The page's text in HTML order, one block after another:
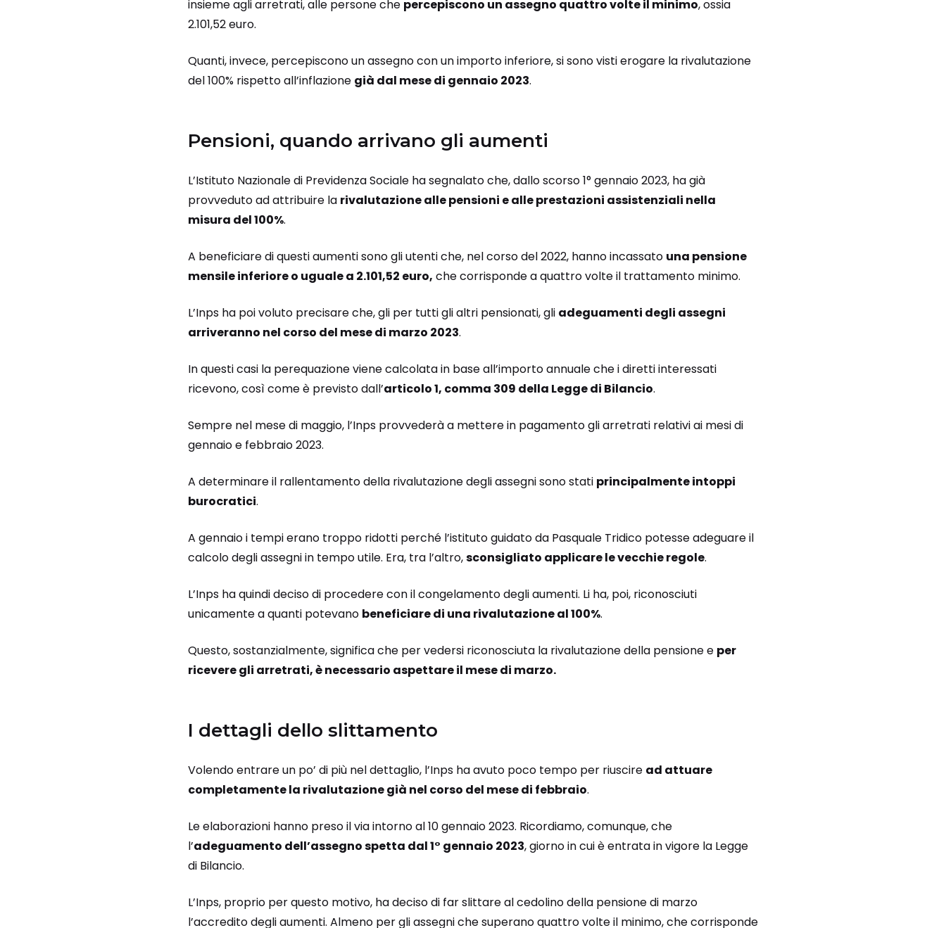
insieme agli arretrati, alle persone che percepiscono un assegno quattro volte il minimo, ossia
2.101,52 euro.
Quanti, invece, percepiscono un assegno con un importo inferiore, si sono visti erogare la rivalutazione
del 100% rispetto all’inflazione già dal mese di gennaio 2023.
Pensioni, quando arrivano gli aumenti
L’Istituto Nazionale di Previdenza Sociale ha segnalato che, dallo scorso 1° gennaio 2023, ha già
provveduto ad attribuire la rivalutazione alle pensioni e alle prestazioni assistenziali nella
misura del 100%.
A beneficiare di questi aumenti sono gli utenti che, nel corso del 2022, hanno incassato una pensione
mensile inferiore o uguale a 2.101,52 euro, che corrisponde a quattro volte il trattamento minimo.
L’Inps ha poi voluto precisare che, gli per tutti gli altri pensionati, gli adeguamenti degli assegni
arriveranno nel corso del mese di marzo 2023.
In questi casi la perequazione viene calcolata in base all’importo annuale che i diretti interessati
ricevono, così come è previsto dall’articolo 1, comma 309 della Legge di Bilancio.
Sempre nel mese di maggio, l’Inps provvederà a mettere in pagamento gli arretrati relativi ai mesi di
gennaio e febbraio 2023.
A determinare il rallentamento della rivalutazione degli assegni sono stati principalmente intoppi
burocratici.
A gennaio i tempi erano troppo ridotti perché l’istituto guidato da Pasquale Tridico potesse adeguare il
calcolo degli assegni in tempo utile. Era, tra l’altro,sconsigliato applicare le vecchie regole.
L’Inps ha quindi deciso di procedere con il congelamento degli aumenti. Li ha, poi, riconosciuti
unicamente a quanti potevano beneficiare di una rivalutazione al 100%.
Questo, sostanzialmente, significa che per vedersi riconosciuta la rivalutazione della pensione e per
ricevere gli arretrati, è necessario aspettare il mese di marzo.
I dettagli dello slittamento
Volendo entrare un po’ di più nel dettaglio, l’Inps ha avuto poco tempo per riuscire ad attuare
completamente la rivalutazione già nel corso del mese di febbraio.
Le elaborazioni hanno preso il via intorno al 10 gennaio 2023. Ricordiamo, comunque, che
l’adeguamento dell’assegno spetta dal 1° gennaio 2023, giorno in cui è entrata in vigore la Legge
di Bilancio.
L’Inps, proprio per questo motivo, ha deciso di far slittare al cedolino della pensione di marzo
l’accredito degli aumenti. Almeno per gli assegni che superano quattro volte il minimo, che corrisponde